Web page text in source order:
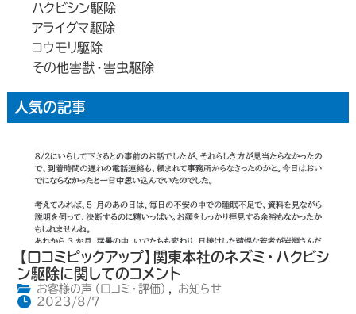
ハクビシン駆除
アライグマ駆除
コウモリ駆除
その他害獣・害虫駆除
人気の記事
【口コミピックアップ】関東本社のネズミ・ハクビシ
ン駆除に関してのコメント
お客様の声（口コミ・評価） ,
お知らせ
2023/8/7